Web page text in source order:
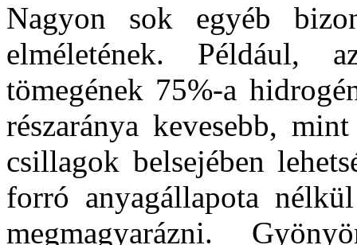
Nagyon sok egyéb
elméletének. Például,
tömegének 75%-a
részaránya kevesebb,
csillagok belsejében
forró anyagállapota
megmagyarázni.